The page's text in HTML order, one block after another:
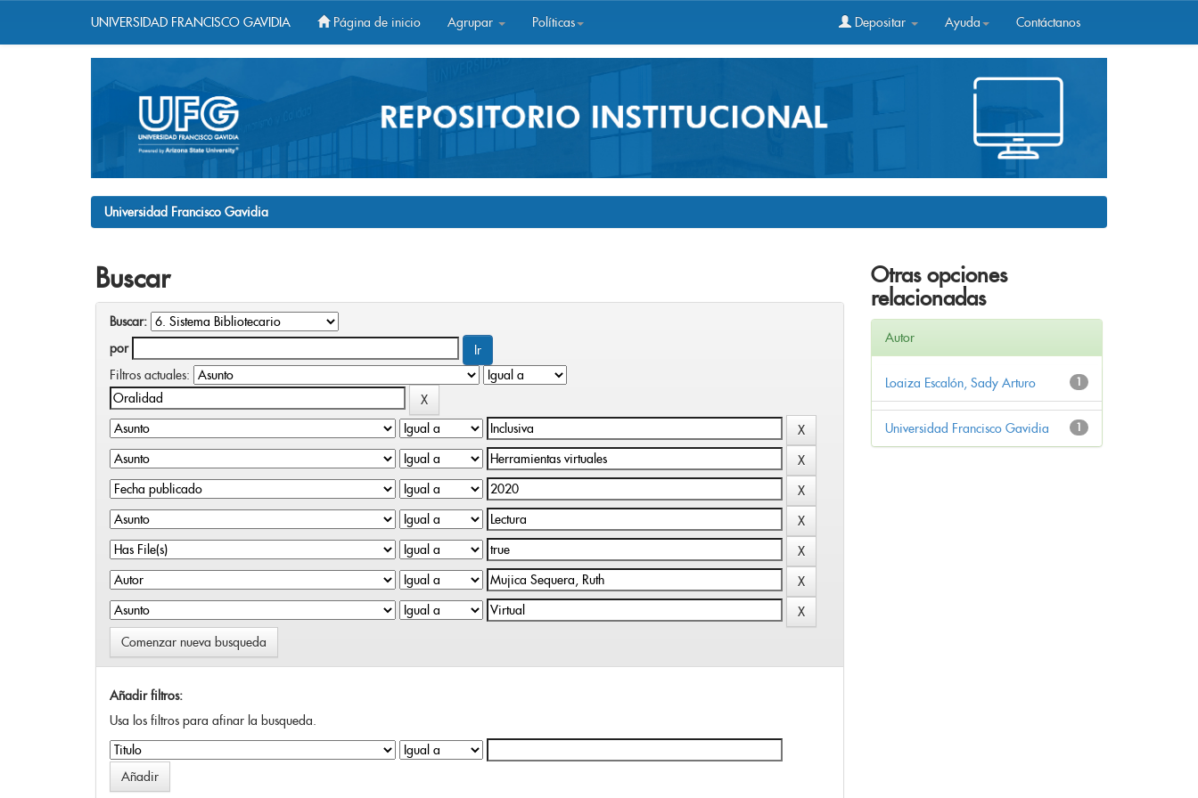
UNIVERSIDAD FRANCISCO GAVIDIA Página de inicio Agrupar Políticas Depositar Ayuda Contáctanos
Universidad Francisco Gavidia
Buscar
Buscar:
por
Filtros actuales:
Comenzar nueva busqueda
Añadir filtros:
Usa los filtros para afinar la busqueda.
Otras opciones
relacionadas
Autor
1
Loaiza Escalón, Sady Arturo
1
Universidad Francisco Gavidia